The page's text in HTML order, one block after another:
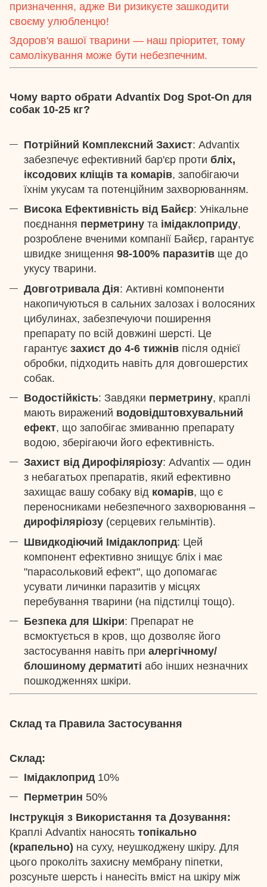
призначення, адже Ви ризикуєте зашкодити
своєму улюбленцю!
Здоров'я вашої тварини — наш пріоритет, тому
самолікування може бути небезпечним.
Чому варто обрати Advantix Dog Spot-On для
собак 10-25 кг?
Потрійний Комплексний Захист: Advantix
забезпечує ефективний бар'єр проти бліх,
іксодових кліщів та комарів, запобігаючи
їхнім укусам та потенційним захворюванням.
Висока Ефективність від Байєр: Унікальне
поєднання перметрину та імідаклоприду,
розроблене вченими компанії Байєр, гарантує
швидке знищення 98-100% паразитів ще до
укусу тварини.
Довготривала Дія: Активні компоненти
накопичуються в сальних залозах і волосяних
цибулинах, забезпечуючи поширення
препарату по всій довжині шерсті. Це
гарантує захист до 4-6 тижнів після однієї
обробки, підходить навіть для довгошерстих
собак.
Водостійкість: Завдяки перметрину, краплі
мають виражений водовідштовхувальний
ефект, що запобігає змиванню препарату
водою, зберігаючи його ефективність.
Захист від Дирофіляріозу: Advantix — один
з небагатьох препаратів, який ефективно
захищає вашу собаку від комарів, що є
переносниками небезпечного захворювання –
дирофіляріозу (серцевих гельмінтів).
Швидкодіючий Імідаклоприд: Цей
компонент ефективно знищує бліх і має
"парасольковий ефект", що допомагає
усувати личинки паразитів у місцях
перебування тварини (на підстилці тощо).
Безпека для Шкіри: Препарат не
всмоктується в кров, що дозволяє його
застосування навіть при алергічному/
блошиному дерматиті або інших незначних
пошкодженнях шкіри.
Склад та Правила Застосування
Склад:
Імідаклоприд 10%
Перметрин 50%
Інструкція з Використання та Дозування:
Краплі Advantix наносять топікально
(крапельно) на суху, неушкоджену шкіру. Для
цього проколіть захисну мембрану піпетки,
розсуньте шерсть і нанесіть вміст на шкіру між